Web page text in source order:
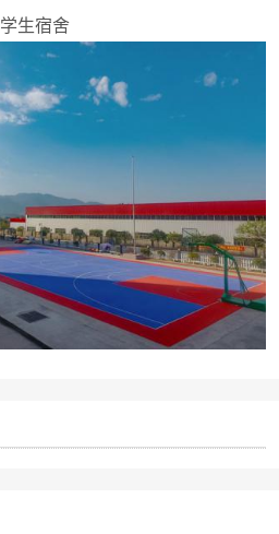
学生宿舍